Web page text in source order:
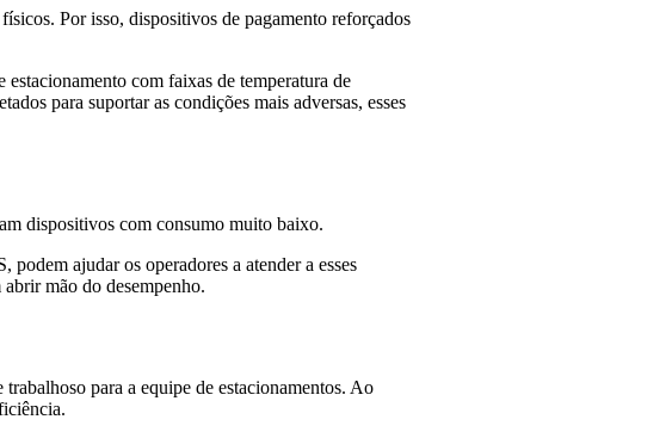
Por isso, dispositivos de pagamento reforçados
com faixas de temperatura de
para suportar as condições mais adversas, esses
dispositivos com consumo muito baixo.
ajudar os operadores a atender a esses
mão do desempenho.
para a equipe de estacionamentos. Ao